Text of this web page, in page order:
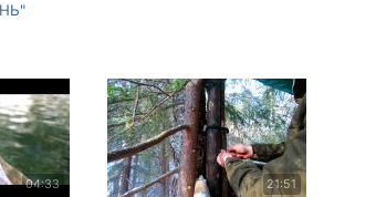
04:33 21:51